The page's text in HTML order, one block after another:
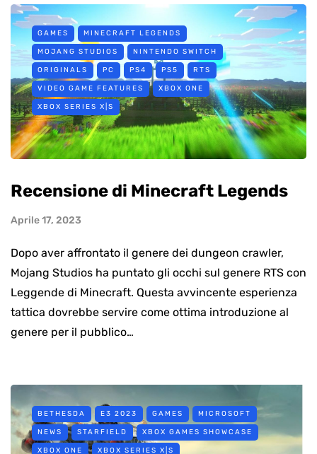
GAMES MINECRAFT LEGENDS
MOJANG STUDIOS NINTENDO SWITCH
ORIGINALS PC PS4 PS5 RTS
VIDEO GAME FEATURES XBOX ONE
XBOX SERIES X|S
Recensione di Minecraft Legends
Aprile 17, 2023
Dopo aver affrontato il genere dei dungeon crawler,
Mojang Studios ha puntato gli occhi sul genere RTS con
Leggende di Minecraft. Questa avvincente esperienza
tattica dovrebbe servire come ottima introduzione al
genere per il pubblico…
BETHESDA E3 2023 GAMES MICROSOFT
NEWS STARFIELD XBOX GAMES SHOWCASE
XBOX ONE XBOX SERIES X|S